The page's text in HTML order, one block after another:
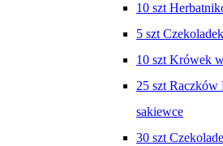
10 szt
5 szt
10 szt Krówek
25 szt
sakiewce
30 szt